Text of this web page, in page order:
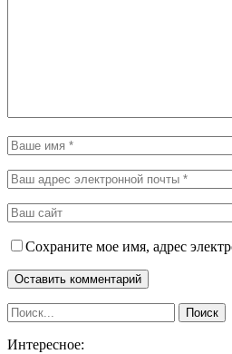
Сохраните мое имя, адрес
Интересное: